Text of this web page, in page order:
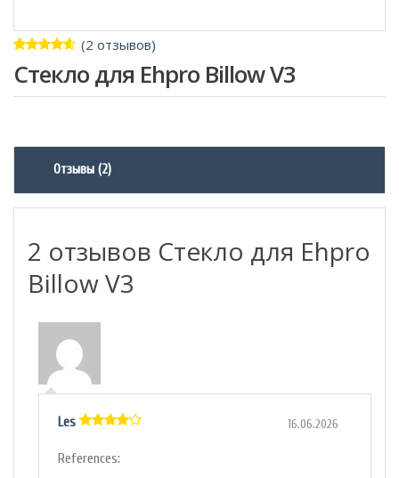
4.50
5
на
2
(2 отзывов)
Стекло для Ehpro Billow V3
Отзывы (2)
2 отзывов Стекло для Ehpro
Billow V3
Les
5
16.06.2026
References: